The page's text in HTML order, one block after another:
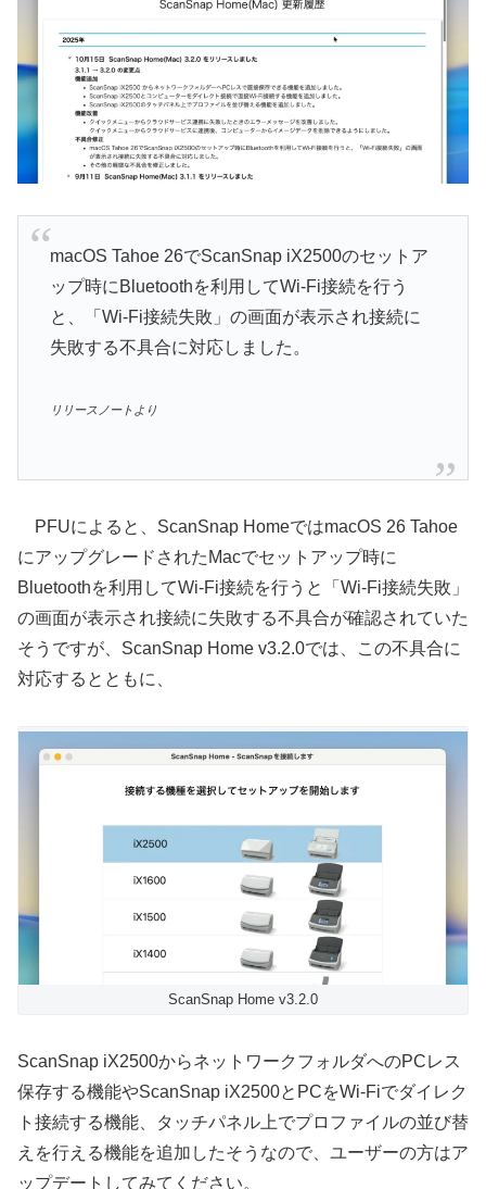
macOS Tahoe 26でScanSnap iX2500のセットア
ップ時にBluetoothを利用してWi-Fi接続を行う
と、「Wi-Fi接続失敗」の画面が表示され接続に
失敗する不具合に対応しました。
リリースノートより
PFUによると、ScanSnap HomeではmacOS 26 Tahoe
にアップグレードされたMacでセットアップ時に
Bluetoothを利用してWi-Fi接続を行うと「Wi-Fi接続失敗」
の画面が表示され接続に失敗する不具合が確認されていた
そうですが、ScanSnap Home v3.2.0では、この不具合に
対応するとともに、
ScanSnap Home v3.2.0
ScanSnap iX2500からネットワークフォルダへのPCレス
保存する機能やScanSnap iX2500とPCをWi-Fiでダイレク
ト接続する機能、タッチパネル上でプロファイルの並び替
えを行える機能を追加したそうなので、ユーザーの方はア
ップデートしてみてください。